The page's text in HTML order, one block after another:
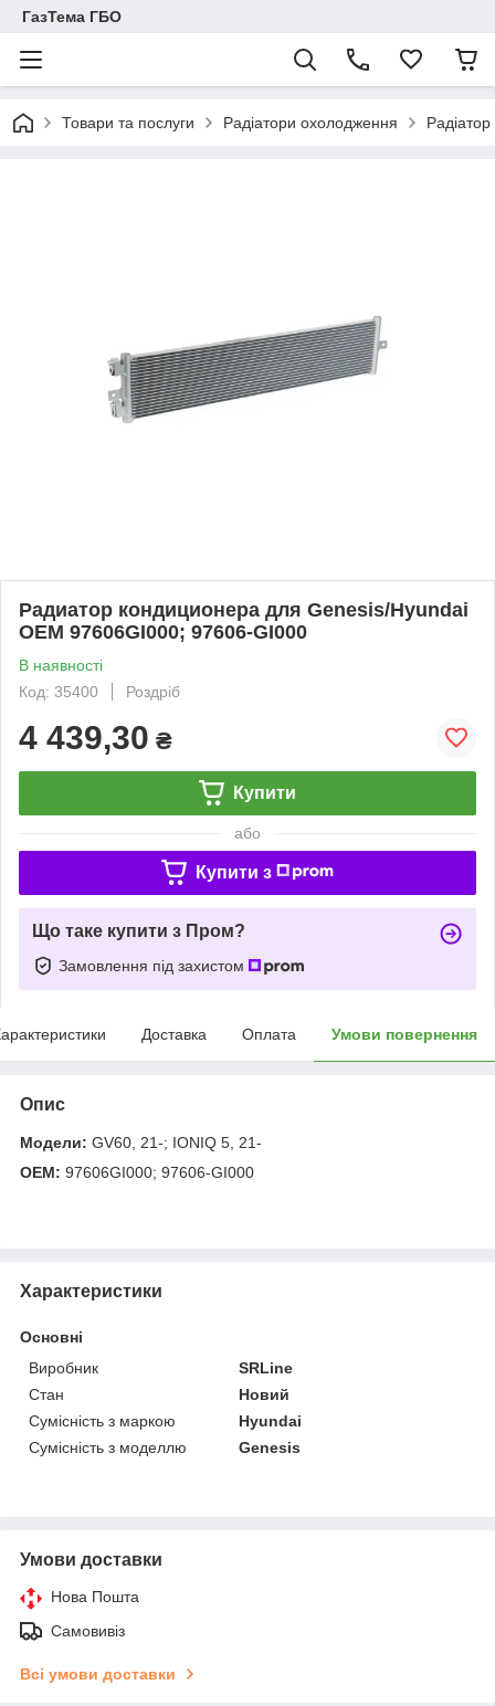
ГазТема ГБО
Товари та послуги Радіатори охолодження
Радиатор кондиционера для Genesis/Hyundai
ОЕМ 97606GI000; 97606-GI000
В наявності
Код: 35400
Роздріб
4 439,30 ₴
Купити
або
Купити з
Що таке купити з Пром?
Замовлення під захистом
Доставка Оплата Умови повернення
Опис
Модели: GV60, 21-; IONIQ 5, 21-
OEM: 97606GI000; 97606-GI000
Характеристики
Основні
Виробник
SRLine
Стан
Новий
Сумісність з маркою
Hyundai
Сумісність з моделлю
Genesis
Умови доставки
Нова Пошта
Самовивіз
Всі умови доставки